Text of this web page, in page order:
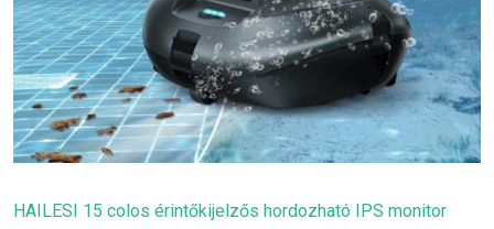
HAILESI 15 colos érintőkijelzős hordozható IPS monitor